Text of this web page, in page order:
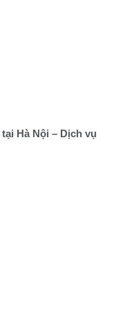
Hà Nội – Dịch vụ